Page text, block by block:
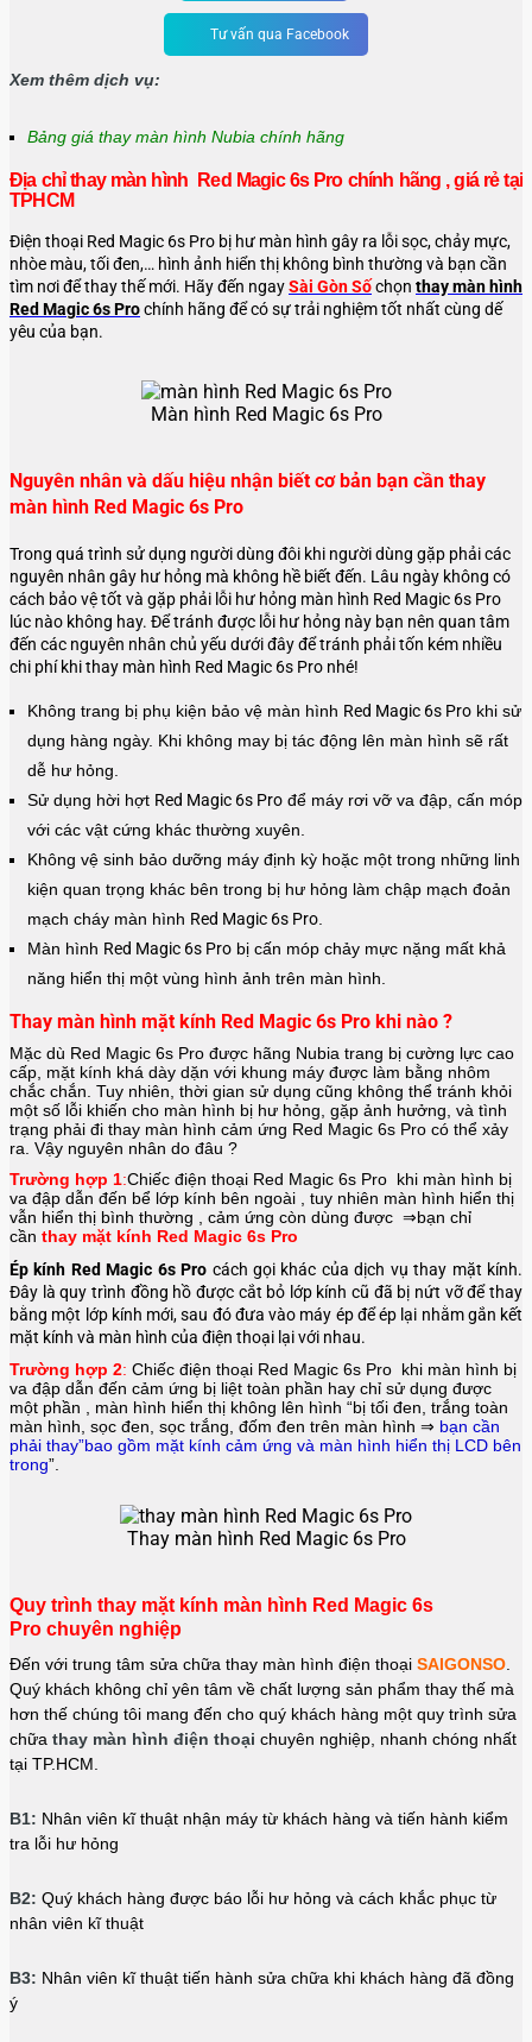
Tư vấn qua Facebook
Xem thêm dịch vụ:
Bảng giá thay màn hình Nubia chính hãng
Địa chỉ thay màn hình Red Magic 6s Pro chính hãng , giá rẻ tại
TPHCM
Điện thoại Red Magic 6s Pro bị hư màn hình gây ra lỗi sọc, chảy mực,
nhòe màu, tối đen,… hình ảnh hiển thị không bình thường và bạn cần
tìm nơi để thay thế mới. Hãy đến ngaySài Gòn Sốchọn thay màn hình
Red Magic 6s Prochính hãng để có sự trải nghiệm tốt nhất cùng dế
yêu của bạn.
Màn hình Red Magic 6s Pro
Nguyên nhân và dấu hiệu nhận biết cơ bản bạn cần thay
màn hình Red Magic 6s Pro
Trong quá trình sử dụng người dùng đôi khi người dùng gặp phải các
nguyên nhân gây hư hỏng mà không hề biết đến. Lâu ngày không có
cách bảo vệ tốt và gặp phải lỗi hư hỏng màn hình Red Magic 6s Pro
lúc nào không hay. Để tránh được lỗi hư hỏng này bạn nên quan tâm
đến các nguyên nhân chủ yếu dưới đây để tránh phải tốn kém nhiều
chi phí khi thay màn hình Red Magic 6s Pro nhé!
Không trang bị phụ kiện bảo vệ màn hình Red Magic 6s Pro khi sử
dụng hàng ngày. Khi không may bị tác động lên màn hình sẽ rất
dễ hư hỏng.
Sử dụng hời hợt Red Magic 6s Pro để máy rơi vỡ va đập, cấn móp
với các vật cứng khác thường xuyên.
Không vệ sinh bảo dưỡng máy định kỳ hoặc một trong những linh
kiện quan trọng khác bên trong bị hư hỏng làm chập mạch đoản
mạch cháy màn hình Red Magic 6s Pro
Màn hình Red Magic 6s Pro bị cấn móp chảy mực nặng mất khả
năng hiển thị một vùng hình ảnh trên màn hình.
Thay màn hình mặt kính Red Magic 6s Pro khi nào ?
Mặc dù Red Magic 6s Pro được hãng Nubia trang bị cường lực cao
cấp, mặt kính khá dày dặn với khung máy được làm bằng nhôm
chắc chắn. Tuy nhiên, thời gian sử dụng cũng không thể tránh khỏi
một số lỗi khiến cho màn hình bị hư hỏng, gặp ảnh hưởng, và tình
trạng phải đi thay màn hình cảm ứng Red Magic 6s Pro có thể xảy
ra. Vậy nguyên nhân do đâu ?
Trường hợp 1:Chiếc điện thoại Red Magic 6s Pro khi màn hình bị
va đập dẫn đến bể lớp kính bên ngoài , tuy nhiên màn hình hiển thị
vẫn hiển thị bình thường , cảm ứng còn dùng được ⇒bạn chỉ
cần thay mặt kính Red Magic 6s Pro
Ép kính Red Magic 6s Pro cách gọi khác của dịch vụ thay mặt kính.
Đây là quy trình đồng hồ được cắt bỏ lớp kính cũ đã bị nứt vỡ để thay
bằng một lớp kính mới, sau đó đưa vào máy ép để ép lại nhằm gắn kết
mặt kính và màn hình của điện thoại lại với nhau.
Trường hợp 2: Chiếc điện thoại Red Magic 6s Pro khi màn hình bị
va đập dẫn đến cảm ứng bị liệt toàn phần hay chỉ sử dụng được
một phần , màn hình hiển thị không lên hình “bị tối đen, trắng toàn
màn hình, sọc đen, sọc trắng, đốm đen trên màn hình ⇒ bạn cần
phải thay”bao gồm mặt kính cảm ứng và màn hình hiển thị LCD bên
trong”.
Thay màn hình Red Magic 6s Pro
Quy trình thay mặt kính màn hình Red Magic 6s
Pro chuyên nghiệp
Đến với trung tâm sửa chữa thay màn hình điện thoại SAIGONSO
Quý khách không chỉ yên tâm về chất lượng sản phẩm thay thế mà
hơn thế chúng tôi mang đến cho quý khách hàng một quy trình sửa
chữa thay màn hình điện thoại chuyên nghiệp, nhanh chóng nhất
tại TP.HCM.
B1: Nhân viên kĩ thuật nhận máy từ khách hàng và tiến hành kiểm
tra lỗi hư hỏng
B2: Quý khách hàng được báo lỗi hư hỏng và cách khắc phục từ
nhân viên kĩ thuật
B3: Nhân viên kĩ thuật tiến hành sửa chữa khi khách hàng đã đồng
ý